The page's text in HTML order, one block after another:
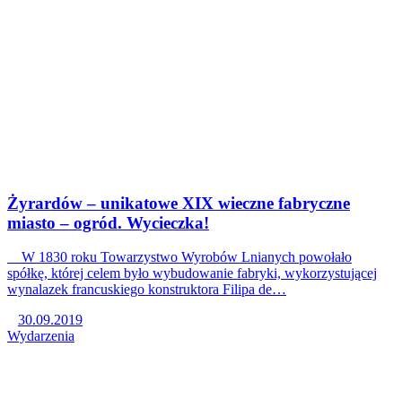
Żyrardów – unikatowe XIX wieczne fabryczne
miasto – ogród. Wycieczka!
W 1830 roku Towarzystwo Wyrobów Lnianych powołało
spółkę, której celem było wybudowanie fabryki, wykorzystującej
wynalazek francuskiego konstruktora Filipa de…
30.09.2019
Wydarzenia